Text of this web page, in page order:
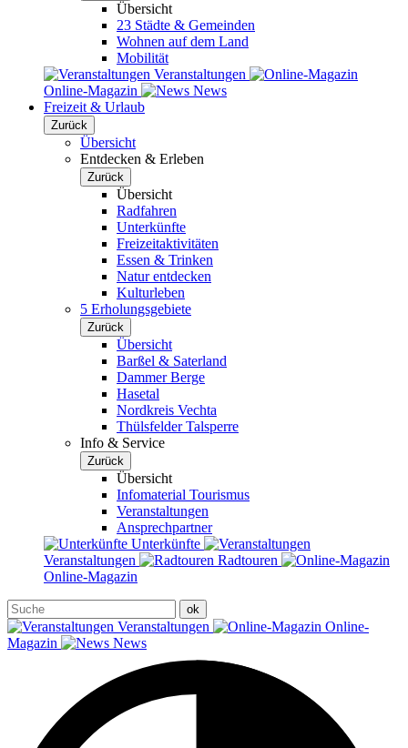
Übersicht
23 Städte & Gemeinden
Wohnen auf dem Land
Mobilität
Veranstaltungen
Online-Magazin
News
Freizeit & Urlaub
Zurück
Übersicht
Entdecken & Erleben
Zurück
Übersicht
Radfahren
Unterkünfte
Freizeitaktivitäten
Essen & Trinken
Natur entdecken
Kulturleben
5 Erholungsgebiete
Zurück
Übersicht
Barßel & Saterland
Dammer Berge
Hasetal
Nordkreis Vechta
Thülsfelder Talsperre
Info & Service
Zurück
Übersicht
Infomaterial Tourismus
Veranstaltungen
Ansprechpartner
Unterkünfte
Veranstaltungen
Radtouren
Online-Magazin
Veranstaltungen
Online-
Magazin
News